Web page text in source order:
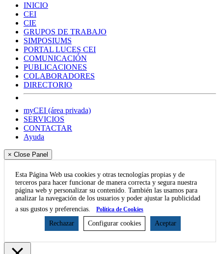
INICIO
CEI
CIE
GRUPOS DE TRABAJO
SIMPOSIUMS
PORTAL LUCES CEI
COMUNICACIÓN
PUBLICACIONES
COLABORADORES
DIRECTORIO
myCEI (área privada)
SERVICIOS
CONTACTAR
Ayuda
× Close Panel
Esta Página Web usa cookies y otras tecnologías propias y de
terceros para hacer funcionar de manera correcta y segura nuestra
página web y personalizar su contenido. También las usamos para
analizar la navegación de los usuarios y poder ajustar la publicidad
a sus gustos y preferencias.
Política de Cookies
Rechazar Configurar cookies Aceptar